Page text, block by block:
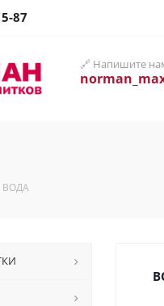
87
🔗 Напишите
ВОДА